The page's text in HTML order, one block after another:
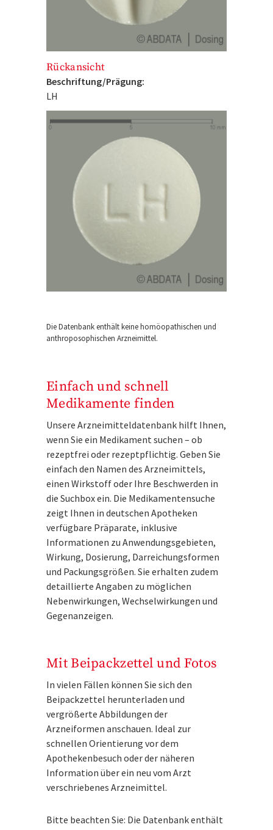
Rückansicht
Beschriftung/Prägung:
LH
Die Datenbank enthält keine homöopathischen und
anthroposophischen Arzneimittel.
Einfach und schnell
Medikamente finden
Unsere Arzneimitteldatenbank hilft Ihnen,
wenn Sie ein Medikament suchen – ob
rezeptfrei oder rezeptpflichtig. Geben Sie
einfach den Namen des Arzneimittels,
einen Wirkstoff oder Ihre Beschwerden in
die Suchbox ein. Die Medikamentensuche
zeigt Ihnen in deutschen Apotheken
verfügbare Präparate, inklusive
Informationen zu Anwendungsgebieten,
Wirkung, Dosierung, Darreichungsformen
und Packungsgrößen. Sie erhalten zudem
detaillierte Angaben zu möglichen
Nebenwirkungen, Wechselwirkungen und
Gegenanzeigen.
Mit Beipackzettel und Fotos
In vielen Fällen können Sie sich den
Beipackzettel herunterladen und
vergrößerte Abbildungen der
Arzneiformen anschauen. Ideal zur
schnellen Orientierung vor dem
Apothekenbesuch oder der näheren
Information über ein neu vom Arzt
verschriebenes Arzneimittel.
Bitte beachten Sie: Die Datenbank enthält